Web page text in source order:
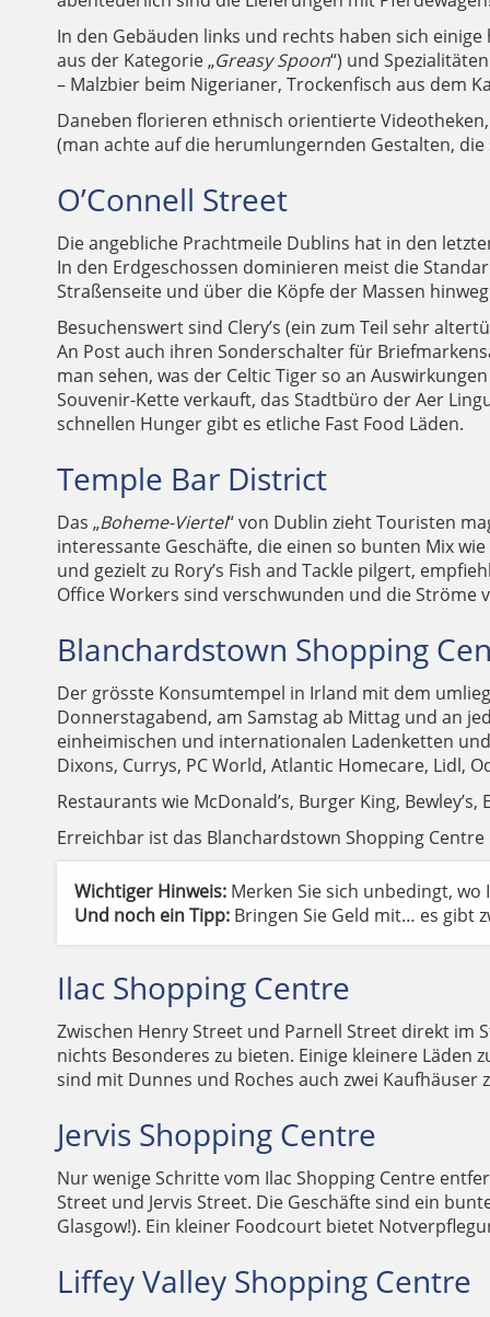
In den Gebäuden links und rechts haben sich
aus der Kategorie „Greasy Spoon“) und
– Malzbier beim Nigerianer, Trockenfisch aus dem
Daneben florieren ethnisch orientierte Videotheken,
(man achte auf die herumlungernden Gestalten, die
O’Connell Street
Die angebliche Prachtmeile Dublins hat in den
In den Erdgeschossen dominieren meist die
Straßenseite und über die Köpfe der Massen
Besuchenswert sind Clery’s (ein zum Teil sehr
An Post auch ihren Sonderschalter für
man sehen, was der Celtic Tiger so an
Souvenir-Kette verkauft, das Stadtbüro der Aer
schnellen Hunger gibt es etliche Fast Food Läden.
Temple Bar District
Das „Boheme-Viertel“ von Dublin zieht Touristen
interessante Geschäfte, die einen so bunten Mix
und gezielt zu Rory’s Fish and Tackle pilgert,
Office Workers sind verschwunden und die Ströme
Blanchardstown Shopping
Der grösste Konsumtempel in Irland mit dem
Donnerstagabend, am Samstag ab Mittag und an
einheimischen und internationalen Ladenketten
Dixons, Currys, PC World, Atlantic Homecare, Lidl,
Restaurants wie McDonald’s, Burger King,
Erreichbar ist das Blanchardstown Shopping
Wichtiger Hinweis: Merken Sie sich unbedingt,
Und noch ein Tipp: Bringen Sie Geld mit… es gibt
Ilac Shopping Centre
Zwischen Henry Street und Parnell Street direkt im
nichts Besonderes zu bieten. Einige kleinere
sind mit Dunnes und Roches auch zwei Kaufhäuser
Jervis Shopping Centre
Nur wenige Schritte vom Ilac Shopping Centre
Street und Jervis Street. Die Geschäfte sind ein
Glasgow!). Ein kleiner Foodcourt bietet
Liffey Valley Shopping Centre